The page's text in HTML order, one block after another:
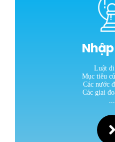
Luật đi
Mục tiêu
Các nước
Các giai